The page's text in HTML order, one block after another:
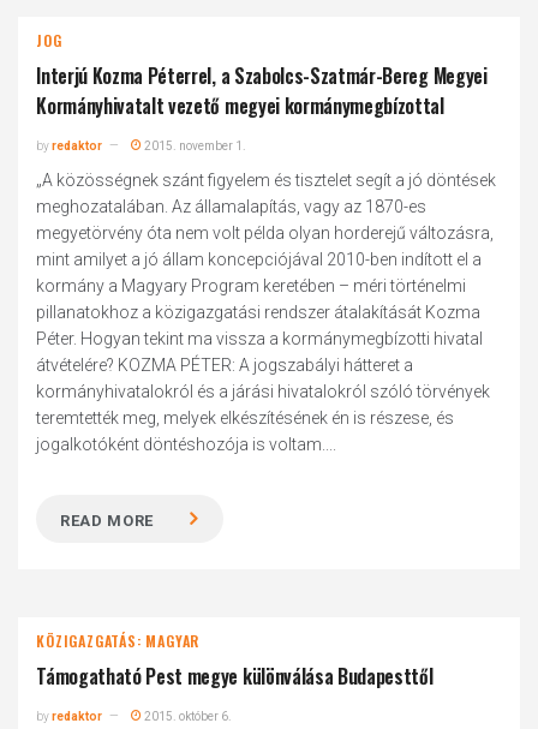
JOG
Interjú Kozma Péterrel, a Szabolcs-Szatmár-Bereg Megyei
Kormányhivatalt vezető megyei kormánymegbízottal
byredaktor 2015. november 1.
„A közösségnek szánt figyelem és tisztelet segít a jó döntések
meghozatalában. Az államalapítás, vagy az 1870-es
megyetörvény óta nem volt példa olyan horderejű változásra,
mint amilyet a jó állam koncepciójával 2010-ben indított el a
kormány a Magyary Program keretében – méri történelmi
pillanatokhoz a közigazgatási rendszer átalakítását Kozma
Péter. Hogyan tekint ma vissza a kormánymegbízotti hivatal
átvételére? KOZMA PÉTER: A jogszabályi hátteret a
kormányhivatalokról és a járási hivatalokról szóló törvények
teremtették meg, melyek elkészítésének én is részese, és
jogalkotóként döntéshozója is voltam....
READ MORE
KÖZIGAZGATÁS: MAGYAR
Támogatható Pest megye különválása Budapesttől
byredaktor 2015. október 6.